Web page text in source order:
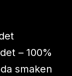
– 100%
smaken